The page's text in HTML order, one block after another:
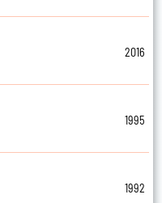
2016
1995
1992